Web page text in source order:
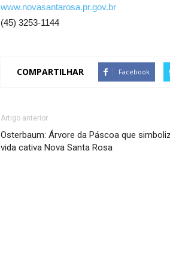
www.novasantarosa.pr.gov.br
(45) 3253-1144
COMPARTILHAR Facebook
Artigo anterior
Osterbaum: Árvore da Páscoa que
vida cativa Nova Santa Rosa